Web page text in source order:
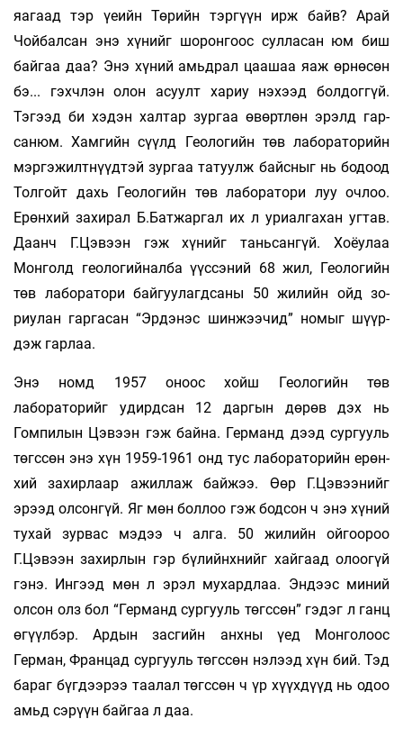
яагаад тэр үеийн Төрийн тэргүүн ирж байв? Арай
Чойбалсан энэ хүнийг шоронгоос сулласан юм биш
байгаа даа? Энэ хүний амьдрал цаа­шаа яаж өрнөсөн
бэ... гэхчлэн олон асуулт хариу нэхээд болдоггүй.
Тэгээд би хэдэн халтар зургаа өвөртлөн эрэлд гар­­
санюм. Хамгийн сүүлд Геологийн төв ла­бо­раторийн
мэр­гэ­жилтнүүдтэй зур­гаа та­туулж байсныг нь бодоод
Толгойт дахь Гео­логийн төв ла­бо­­ратори луу оч­лоо.
Ерөн­­хий захирал Б.Бат­жар­гал их л уриал­га­хан угтав.
Даанч Г.Цэвээн гэж хүнийг та­ньсангүй. Хоёу­лаа
Монголд гео­ло­гийналба үүссэний 68 жил, Гео­логийн
төв ла­боратори байгуулагд­саны 50 жи­лийн ойд зо­
риулан гар­гасан “Эрдэнэс шин­жээчид” но­мыг шүүр­
дэж гарлаа.
Энэ номд 1957 оноос хойш Геологийн төв
лабораторийг удирдсан 12 даргын дө­рөв дэх нь
Гомпилын Цэвээн гэж бай­на. Гер­­манд дээд сургууль
төгссөн энэ хүн 1959-1961 онд тус лабораторийн ерөн­
хий захирлаар ажиллаж байжээ. Өөр Г.Цэ­вээ­нийг
эрээд олсонгүй. Яг мөн боллоо гэж бодсон ч энэ хүний
тухай зурвас мэдээ ч алга. 50 жилийн ойгоороо
Г.Цэвээн захир­лын гэр бүлийнхнийг хайгаад олоогүй
гэнэ. Ингээд мөн л эрэл мухардлаа. Эндээс миний
олсон олз бол “Германд сургууль төгс­сөн” гэдэг л ганц
өгүүлбэр. Ардын засгийн анхны үед Монголоос
Герман, Францад сургууль төгссөн нэлээд хүн бий. Тэд
бараг бүгдээрээ таалал төгссөн ч үр хүүхдүүд нь одоо
амьд сэрүүн байгаа л даа.